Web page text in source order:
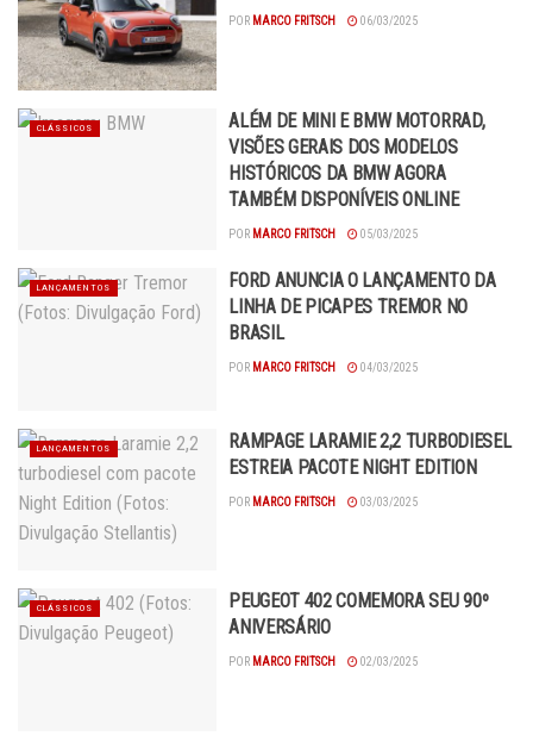
POR MARCO FRITSCH 06/03/2025
CLÁSSICOS
ALÉM DE MINI E BMW MOTORRAD,
VISÕES GERAIS DOS MODELOS
HISTÓRICOS DA BMW AGORA
TAMBÉM DISPONÍVEIS ONLINE
POR MARCO FRITSCH 05/03/2025
LANÇAMENTOS
FORD ANUNCIA O LANÇAMENTO DA
LINHA DE PICAPES TREMOR NO
BRASIL
POR MARCO FRITSCH 04/03/2025
LANÇAMENTOS
RAMPAGE LARAMIE 2,2 TURBODIESEL
ESTREIA PACOTE NIGHT EDITION
POR MARCO FRITSCH 03/03/2025
CLÁSSICOS
PEUGEOT 402 COMEMORA SEU 90º
ANIVERSÁRIO
POR MARCO FRITSCH 02/03/2025